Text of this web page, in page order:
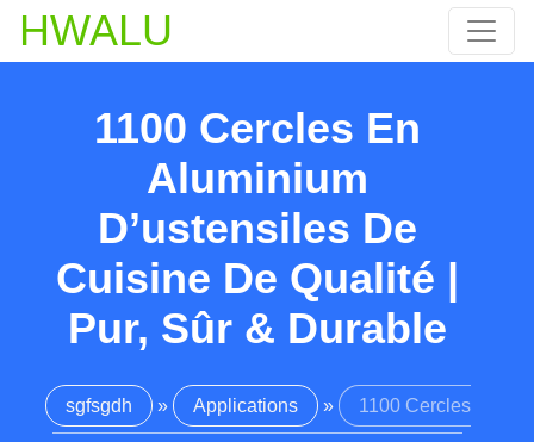
HWALU
1100 Cercles En
Aluminium
D’ustensiles De
Cuisine De Qualité |
Pur, Sûr & Durable
sgfsgdh » Applications » 1100 Cercles